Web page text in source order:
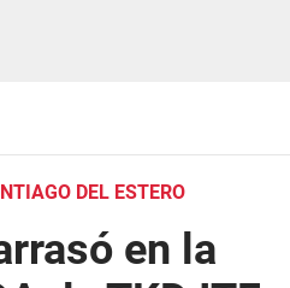
DEL ESTERO
en la